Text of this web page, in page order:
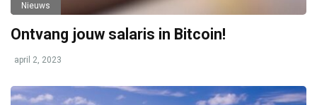
Nieuws
Ontvang jouw salaris in Bitcoin!
april 2, 2023